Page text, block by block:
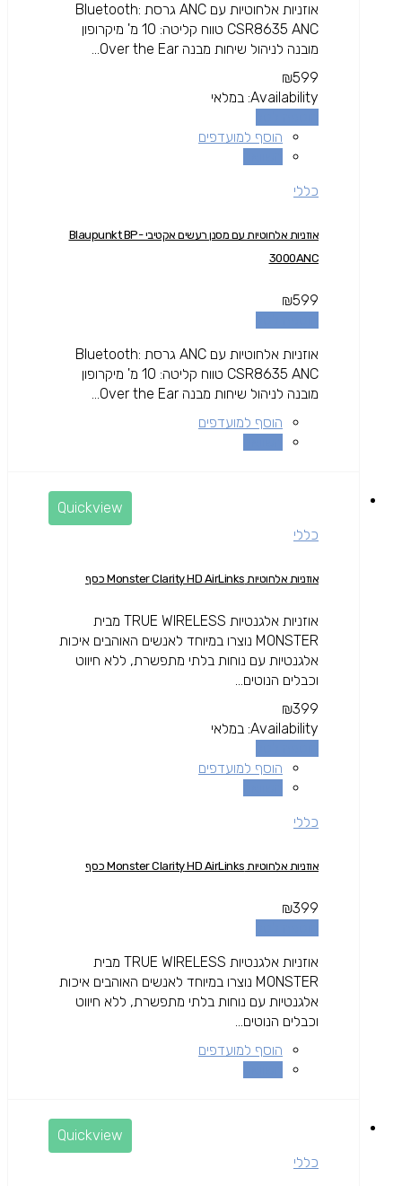
אוזניות אלחוטיות עם ANC גרסת Bluetooth:
CSR8635 ANC טווח קליטה: 10 מ' מיקרופון
מובנה לניהול שיחות מבנה Over the Ear...
₪599
Availability: במלאי
הוסף למועדפים
כללי
אוזניות אלחוטיות עם מסנן רעשים אקטיבי Blaupunkt BP-
3000ANC
₪599
אוזניות אלחוטיות עם ANC גרסת Bluetooth:
CSR8635 ANC טווח קליטה: 10 מ' מיקרופון
מובנה לניהול שיחות מבנה Over the Ear...
הוסף למועדפים
Quickview
כללי
אוזניות אלחוטיות Monster Clarity HD AirLinks כסף
אוזניות אלגנטיות TRUE WIRELESS מבית
MONSTER נוצרו במיוחד לאנשים האוהבים איכות
אלגנטיות עם נוחות בלתי מתפשרת, ללא חיווט
וכבלים הנוטים...
₪399
Availability: במלאי
הוסף למועדפים
כללי
אוזניות אלחוטיות Monster Clarity HD AirLinks כסף
₪399
אוזניות אלגנטיות TRUE WIRELESS מבית
MONSTER נוצרו במיוחד לאנשים האוהבים איכות
אלגנטיות עם נוחות בלתי מתפשרת, ללא חיווט
וכבלים הנוטים...
הוסף למועדפים
Quickview
כללי